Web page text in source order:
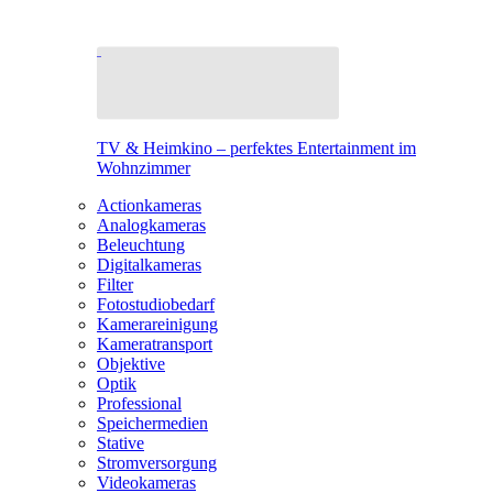
TV & Heimkino – perfektes Entertainment im
Wohnzimmer
Actionkameras
Analogkameras
Beleuchtung
Digitalkameras
Filter
Fotostudiobedarf
Kamerareinigung
Kameratransport
Objektive
Optik
Professional
Speichermedien
Stative
Stromversorgung
Videokameras